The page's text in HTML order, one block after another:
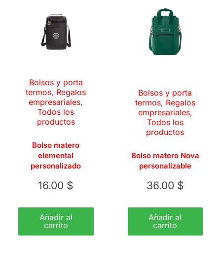
Bolsos y porta
termos, Regalos
empresariales,
Todos los
productos
Bolso matero
elemental
personalizado
16.00 $
Añadir al
carrito
Bolsos y porta
termos, Regalos
empresariales,
Todos los
productos
Bolso matero Nova
personalizable
36.00 $
Añadir al
carrito